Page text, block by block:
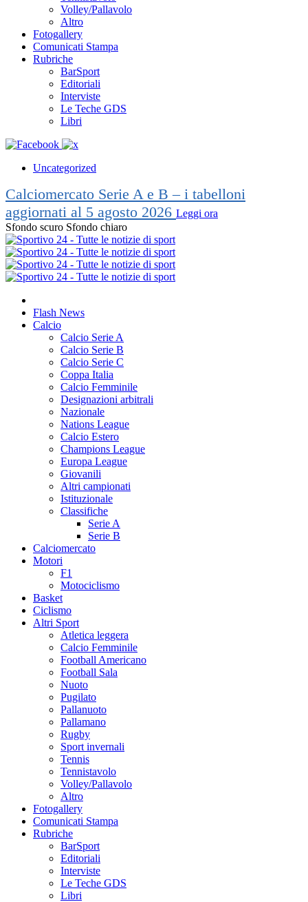
Volley/Pallavolo
Altro
Fotogallery
Comunicati Stampa
Rubriche
BarSport
Editoriali
Interviste
Le Teche GDS
Libri
Uncategorized
Calciomercato Serie A e B – i tabelloni
aggiornati al 5 agosto 2026 Leggi ora
Sfondo scuro Sfondo chiaro
Flash News
Calcio
Calcio Serie A
Calcio Serie B
Calcio Serie C
Coppa Italia
Calcio Femminile
Designazioni arbitrali
Nazionale
Nations League
Calcio Estero
Champions League
Europa League
Giovanili
Altri campionati
Istituzionale
Classifiche
Serie A
Serie B
Calciomercato
Motori
F1
Motociclismo
Basket
Ciclismo
Altri Sport
Atletica leggera
Calcio Femminile
Football Americano
Football Sala
Nuoto
Pugilato
Pallanuoto
Pallamano
Rugby
Sport invernali
Tennis
Tennistavolo
Volley/Pallavolo
Altro
Fotogallery
Comunicati Stampa
Rubriche
BarSport
Editoriali
Interviste
Le Teche GDS
Libri